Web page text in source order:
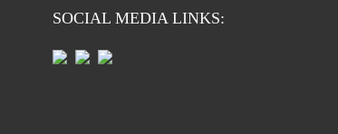
SOCIAL MEDIA LINKS: